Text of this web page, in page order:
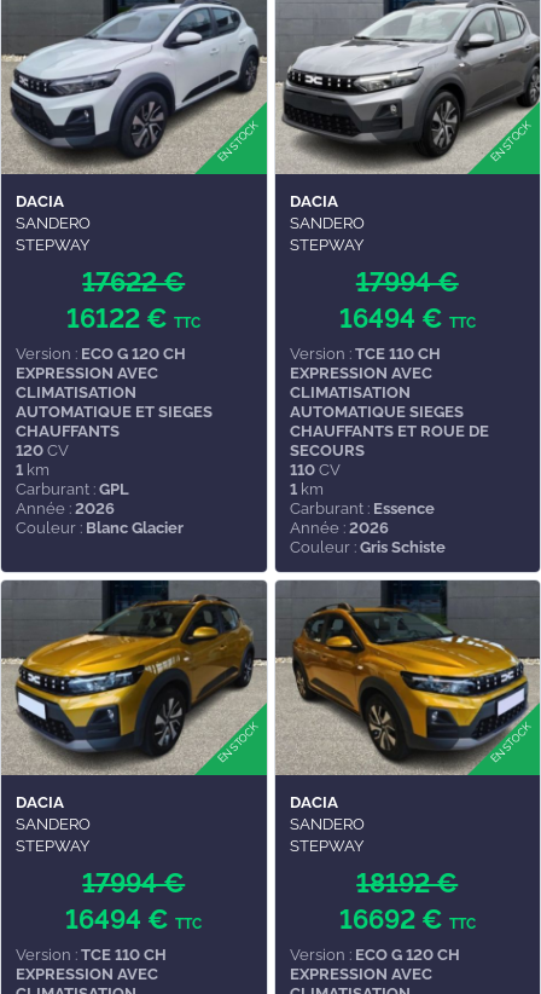
DACIA
SANDERO
STEPWAY
17622 €
16122 €TTC
Version : ECO G 120 CH
EXPRESSION AVEC
CLIMATISATION
AUTOMATIQUE ET SIEGES
CHAUFFANTS
120 CV
1 km
Carburant : GPL
Année : 2026
Couleur : Blanc Glacier
DACIA
SANDERO
STEPWAY
17994 €
16494 € TTC
Version : TCE 110 CH
EXPRESSION AVEC
CLIMATISATION
AUTOMATIQUE SIEGES
CHAUFFANTS ET ROUE DE
SECOURS
110CV
1km
Carburant : Essence
Année : 2026
Couleur : Gris Schiste
DACIA
SANDERO
STEPWAY
17994 €
16494 €TTC
Version : TCE 110 CH
EXPRESSION AVEC
DACIA
SANDERO
STEPWAY
18192 €
16692 € TTC
Version : ECO G 120 CH
EXPRESSION AVEC